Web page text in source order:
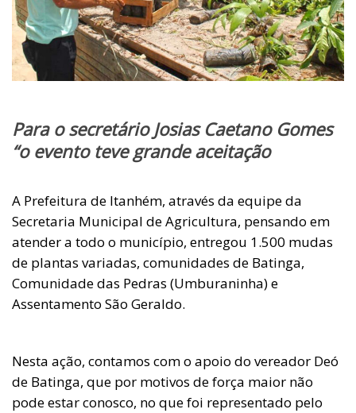
Para o secretário Josias Caetano Gomes
“o evento teve grande aceitação
A Prefeitura de Itanhém, através da equipe da
Secretaria Municipal de Agricultura, pensando em
atender a todo o município, entregou 1.500 mudas
de plantas variadas, comunidades de Batinga,
Comunidade das Pedras (Umburaninha) e
Assentamento São Geraldo.
Nesta ação, contamos com o apoio do vereador Deó
de Batinga, que por motivos de força maior não
pode estar conosco, no que foi representado pelo